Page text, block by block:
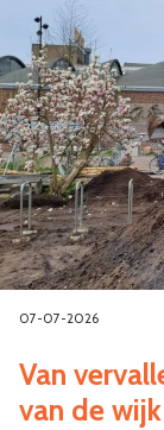
07-07-2026
Van
van de wijk